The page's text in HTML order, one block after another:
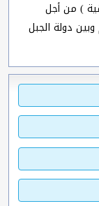
) من أجل
دولة الجبل